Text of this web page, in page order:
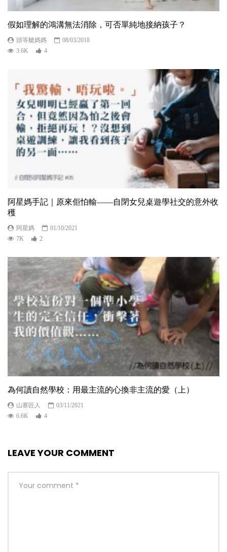
假如理解的鴻溝無法消除，可否單純地接納孩子？
頭等艙媽媽
08/03/2018
3.6K
4
阿星媽手記｜原來佢怕輸——自閉女兒桌遊學社交的意外收
穫
阿星媽
01/10/2021
7K
2
為何讀自然學校：用最主流的心換非主流的愛（上）
山寨匠人
03/11/2021
6.6K
4
LEAVE YOUR COMMENT